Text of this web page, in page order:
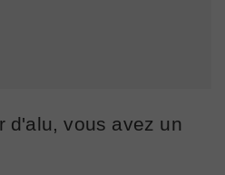
d'alu, vous avez un